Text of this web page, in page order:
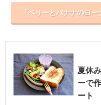
「ベリーとバナナのヨ
夏休
ーで
ート